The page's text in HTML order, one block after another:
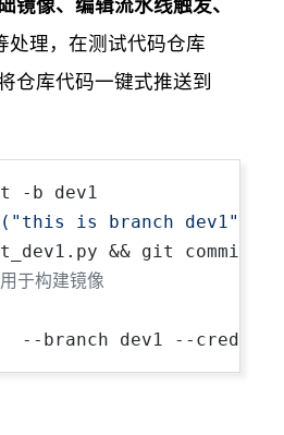
镜像、编辑流水线触发、
处理，在测试代码仓库
仓库代码一键式推送到
-b dev1
is branch dev1")'
&& git commit -
于构建镜像
--branch dev1 --credid